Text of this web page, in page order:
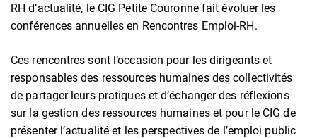
RH d’actualité, le CIG Petite Couronne fait évoluer les
conférences annuelles en Rencontres Emploi-RH.
Ces rencontres sont l’occasion pour les dirigeants et
responsables des ressources humaines des collectivités
de partager leurs pratiques et d’échanger des réflexions
sur la gestion des ressources humaines et pour le CIG de
présenter l’actualité et les perspectives de l’emploi public